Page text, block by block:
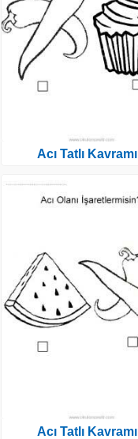
Acı Tatlı Kavramı
Acı Tatlı Kavramı